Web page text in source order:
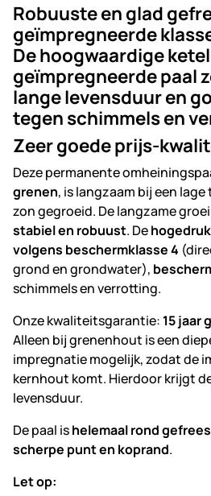
Robuuste en glad
geïmpregneerde
De hoogwaardige
geïmpregneerde paal
lange levensduur en
tegen schimmels en
Zeer goede prijs-
Deze permanente
grenen, is langzaam bij een
zon gegroeid. De langzame
stabiel en robuust. De
volgens beschermklasse 4
grond en grondwater),
schimmels en verrotting.
Onze kwaliteitsgarantie: 15 jaar
Alleen bij grenenhout is een
impregnatie mogelijk, zodat de
kernhout komt. Hierdoor krijgt
levensduur.
De paal ishelemaal rond
scherpe punt en koprand.
Let op: